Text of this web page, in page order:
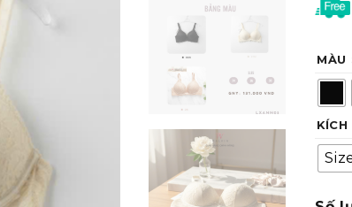
MÀU
KÍCH
Áo